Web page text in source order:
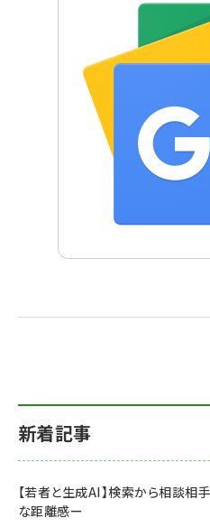
新着記事
【若者と生成AI】検索から相談相
な距離感ー